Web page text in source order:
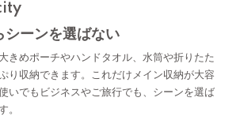
シーンを選ばない
きめポーチやハンドタオル、水筒や折りたた
り収納できます。これだけメイン収納が大容
いでもビジネスやご旅行でも、シーンを選ば
。